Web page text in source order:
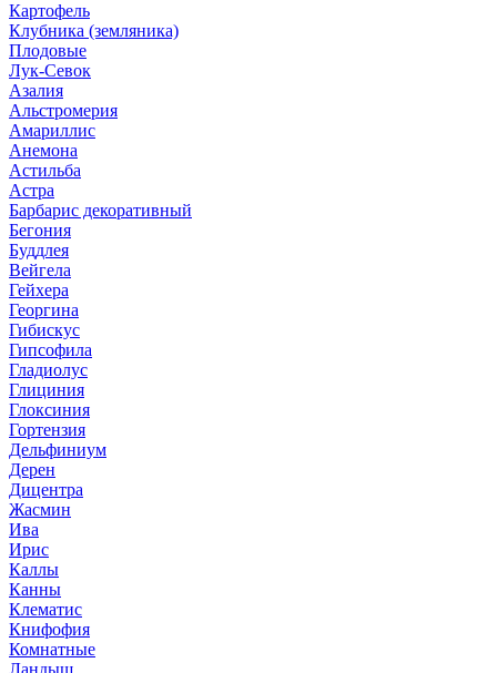
Картофель
Клубника (земляника)
Плодовые
Лук-Севок
Азалия
Альстромерия
Амариллис
Анемона
Астильба
Астра
Барбарис декоративный
Бегония
Буддлея
Вейгела
Гейхера
Георгина
Гибискус
Гипсофила
Гладиолус
Глициния
Глоксиния
Гортензия
Дельфиниум
Дерен
Дицентра
Жасмин
Ива
Ирис
Каллы
Канны
Клематис
Книфофия
Комнатные